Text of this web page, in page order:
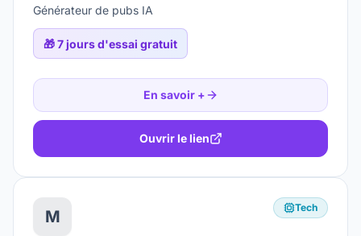
Générateur de pubs IA
🎁7 jours d'essai gratuit
En savoir +
Ouvrir le lien
M Tech